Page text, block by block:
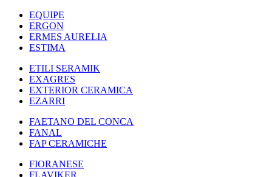
EQUIPE
ERGON
ERMES AURELIA
ESTIMA
ETILI SERAMIK
EXAGRES
EXTERIOR CERAMICA
EZARRI
FAETANO DEL CONCA
FANAL
FAP CERAMICHE
FIORANESE
FLAVIKER